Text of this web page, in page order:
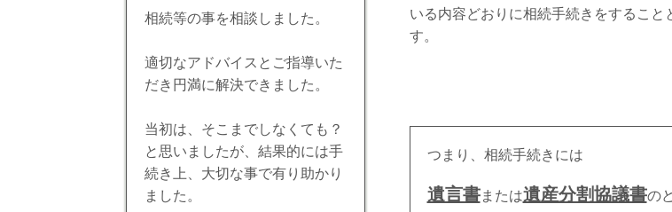
いる内容どおりに相続手続きをすること
す。
つまり、相続手続きには
遺言書または遺産分割協議書の
相続等の事を相談しました。
適切なアドバイスとご指導いた
だき円満に解決できました。
当初は、そこまでしなくても？
と思いましたが、結果的には手
続き上、大切な事で有り助かり
ました。